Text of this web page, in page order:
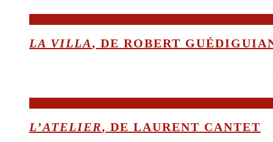
LA VILLA, DE ROBERT
L’ATELIER, DE LAURENT CANTET